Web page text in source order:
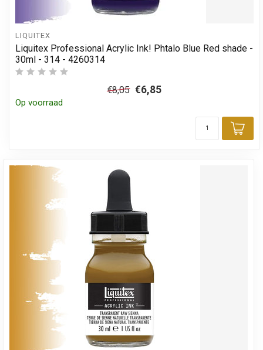
LIQUITEX
Liquitex Professional Acrylic Ink! Phtalo Blue Red shade -
30ml - 314 - 4260314
€8,05 €6,85
Op voorraad